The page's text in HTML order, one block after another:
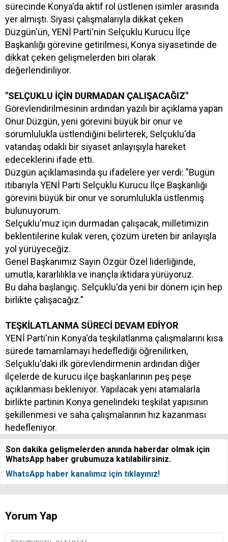
sürecinde Konya'da aktif rol üstlenen isimler arasında
yer almıştı. Siyasi çalışmalarıyla dikkat çeken
Düzgün'ün, YENİ Parti'nin Selçuklu Kurucu İlçe
Başkanlığı görevine getirilmesi, Konya siyasetinde de
dikkat çeken gelişmelerden biri olarak
değerlendiriliyor.
"SELÇUKLU İÇİN DURMADAN ÇALIŞACAĞIZ"
Görevlendirilmesinin ardından yazılı bir açıklama yapan
Onur Düzgün, yeni görevini büyük bir onur ve
sorumlulukla üstlendiğini belirterek, Selçuklu'da
vatandaş odaklı bir siyaset anlayışıyla hareket
edeceklerini ifade etti.
Düzgün açıklamasında şu ifadelere yer verdi: "Bugün
itibarıyla YENİ Parti Selçuklu Kurucu İlçe Başkanlığı
görevini büyük bir onur ve sorumlulukla üstlenmiş
bulunuyorum.
Selçuklu'muz için durmadan çalışacak, milletimizin
beklentilerine kulak veren, çözüm üreten bir anlayışla
yol yürüyeceğiz.
Genel Başkanımız Sayın Özgür Özel liderliğinde,
umutla, kararlılıkla ve inançla iktidara yürüyoruz.
Bu daha başlangıç. Selçuklu'da yeni bir dönem için hep
birlikte çalışacağız."
TEŞKİLATLANMA SÜRECİ DEVAM EDİYOR
YENİ Parti'nin Konya'da teşkilatlanma çalışmalarını kısa
sürede tamamlamayı hedeflediği öğrenilirken,
Selçuklu'daki ilk görevlendirmenin ardından diğer
ilçelerde de kurucu ilçe başkanlarının peş peşe
açıklanması bekleniyor. Yapılacak yeni atamalarla
birlikte partinin Konya genelindeki teşkilat yapısının
şekillenmesi ve saha çalışmalarının hız kazanması
hedefleniyor.
Son dakika gelişmelerden anında haberdar olmak için
WhatsApp haber grubumuza katılabilirsiniz.
WhatsApp haber kanalımız için tıklayınız!
Yorum Yap